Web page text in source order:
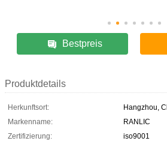
Bestpreis
Produktdetails
Herkunftsort:
Hangzhou,
Markenname:
RANLIC
Zertifizierung:
iso9001